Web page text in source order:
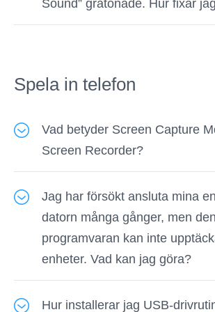
undvika bullret runt dig.
Sound” gråtonade. Hur fixar
Spela in telefon
Vad betyder Screen Capture
Screen Recorder?
inställningarna, och de är Auto,
Läge 2 (Windows 10 1903 och
och Läge 3 (vanligt) DXGI.
Vanligtvis föreslår vi att du väljer
Jag har försökt ansluta mina
datorn många gånger, men
programvaran kan inte
enheter. Vad kan jag göra?
informationen om din enhet och
Hur installerar jag USB-